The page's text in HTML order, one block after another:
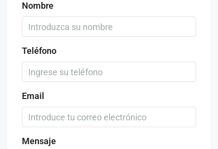
Nombre
Teléfono
Email
Mensaje